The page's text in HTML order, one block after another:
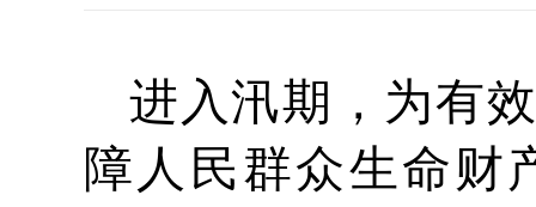
进入汛期，为有
障人民群众生命财